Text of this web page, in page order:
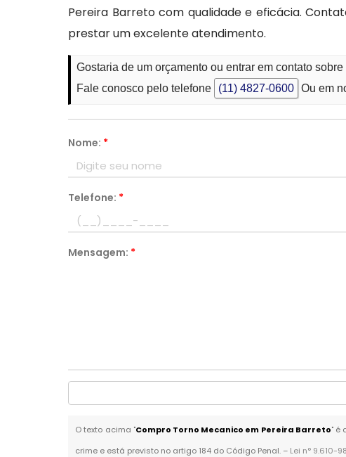
Pereira Barreto com qualidade e eficácia.
prestar um excelente atendimento.
Gostaria de um orçamento ou entrar em contato
Fale conosco pelo telefone
(11) 4827-0600 Ou em
Nome: *
Telefone: *
Mensagem: *
O texto acima "Compro Torno Mecanico em Pereira Barreto" é
crime e está previsto no artigo 184 do Código Penal. – Lei n° 9.610-